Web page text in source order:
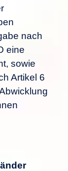
nach
eine
sowie
Artikel 6